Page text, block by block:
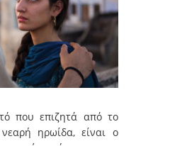
που επιζητά από το
ηρωίδα, είναι ο